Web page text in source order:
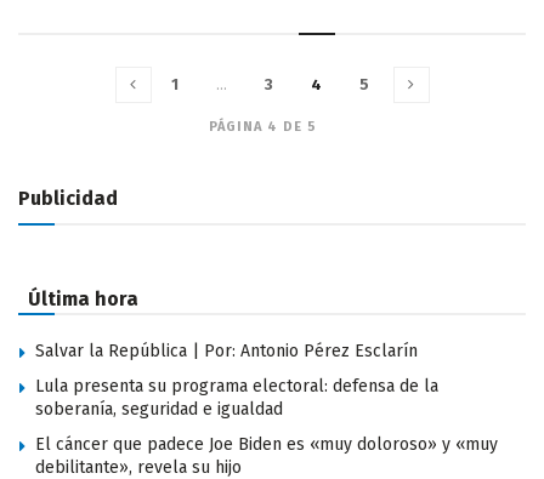
PÁGINA 4 DE 5
1 … 3 4 5
Publicidad
Última hora
Salvar la República | Por: Antonio Pérez Esclarín
Lula presenta su programa electoral: defensa de la
soberanía, seguridad e igualdad
El cáncer que padece Joe Biden es «muy doloroso» y «muy
debilitante», revela su hijo